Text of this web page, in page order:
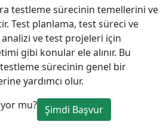
testleme sürecinin temellerini ve
Test planlama, test süreci ve
ve test projeleri için
gibi konular ele alınır. Bu
testleme sürecinin genel bir
yardımcı olur.
mu? Şimdi Başvur